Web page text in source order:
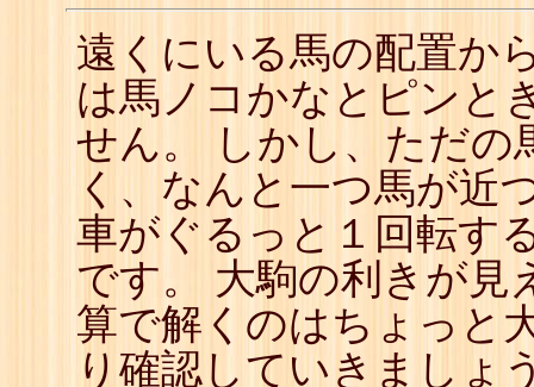
19 ☗
20 ☖
21☗
22☖
23
☗
24☖
25☗
☖
27☗
28☖
29
30 ☖
31☗
32☖
☗
遠くにいる馬の配置か
は馬ノコかなとピンと
せん。 しかし、ただの
く、なんと一つ馬が近
車がぐるっと１回転す
です。 大駒の利きが見
算で解くのはちょっと
り確認していきましょ